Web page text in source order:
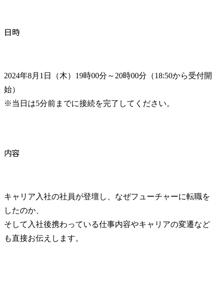
日時
2024年8月1日（木）19時00分～20時00分（18:50から受付開
始）
※当日は5分前までに接続を完了してください。
内容
キャリア入社の社員が登壇し、なぜフューチャーに転職を
したのか、
そして入社後携わっている仕事内容やキャリアの変遷など
も直接お伝えします。